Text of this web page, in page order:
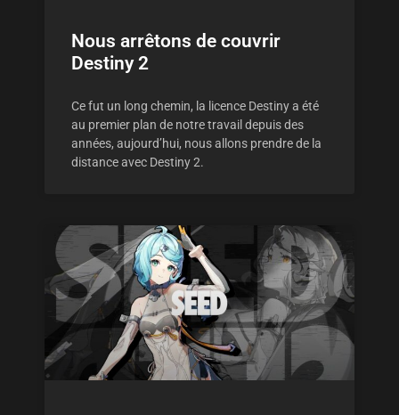
Nous arrêtons de couvrir
Destiny 2
Ce fut un long chemin, la licence Destiny a été
au premier plan de notre travail depuis des
années, aujourd’hui, nous allons prendre de la
distance avec Destiny 2.